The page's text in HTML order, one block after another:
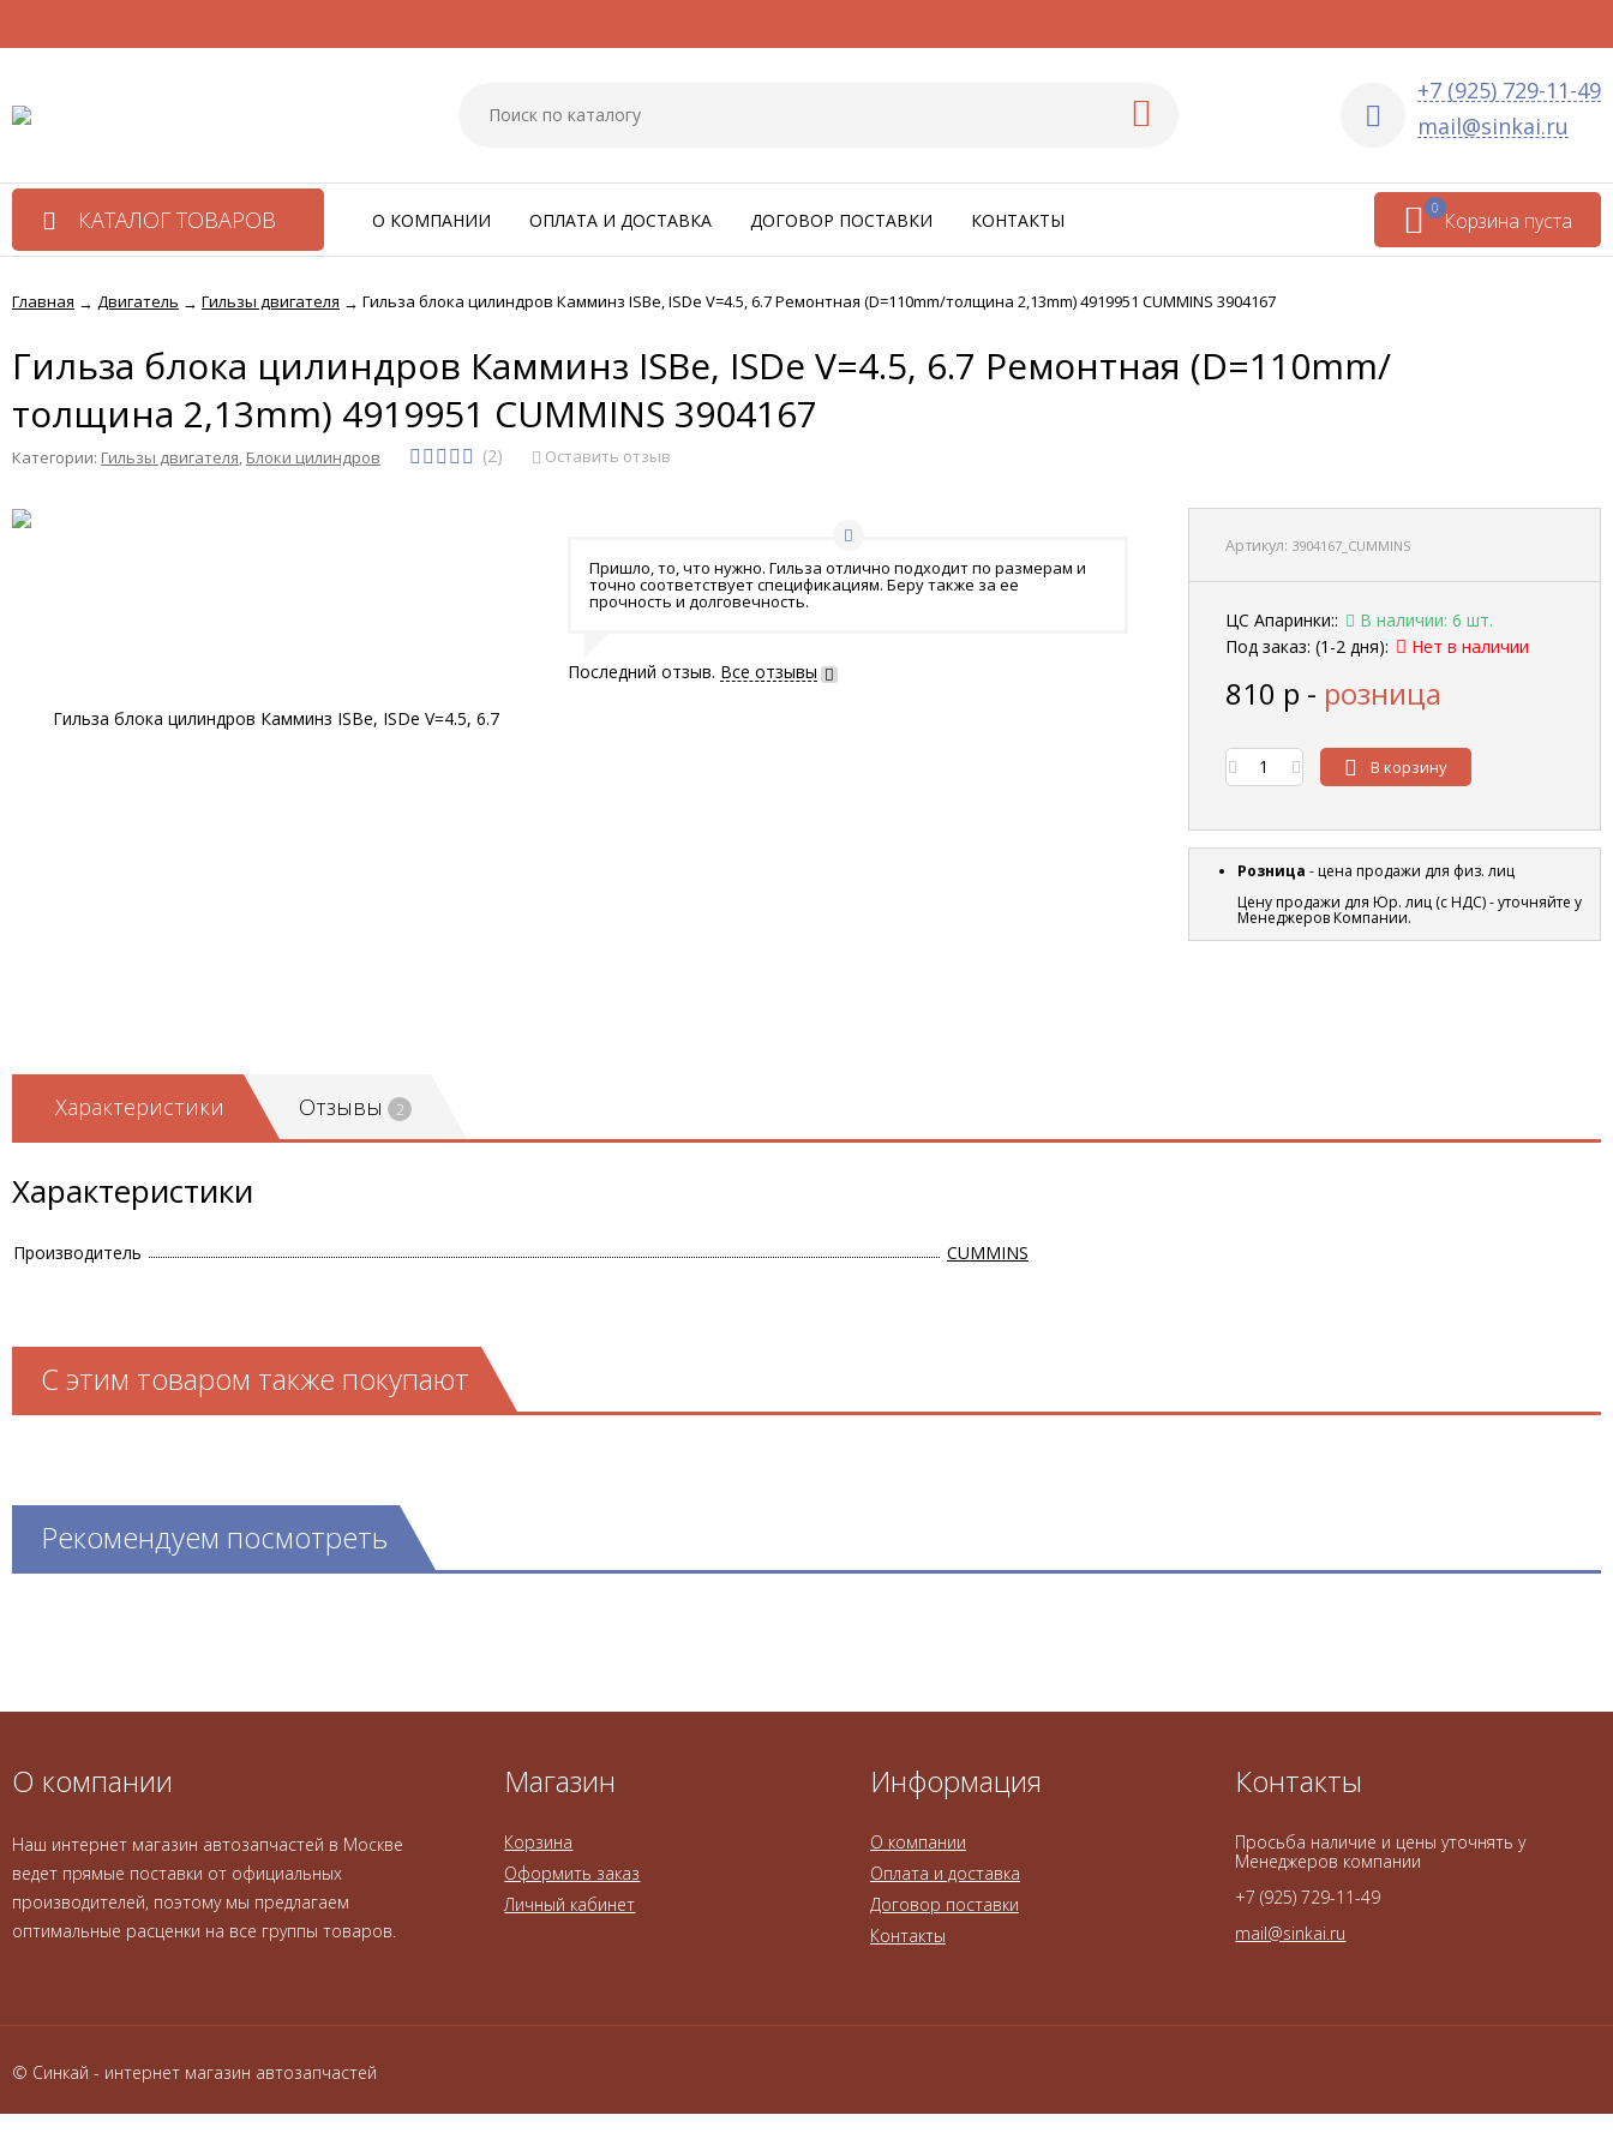
+7 (925) 729-11-49
mail@sinkai.ru
КАТАЛОГ ТОВАРОВ Корзина пуста
0
О КОМПАНИИ ОПЛАТА И ДОСТАВКА ДОГОВОР ПОСТАВКИ КОНТАКТЫ
Главная → Двигатель → Гильзы двигателя → Гильза блока цилиндров Камминз ISBe, ISDe V=4.5, 6.7 Ремонтная (D=110mm/толщина 2,13mm) 4919951 CUMMINS 3904167
Гильза блока цилиндров Камминз ISBe, ISDe V=4.5, 6.7 Ремонтная (D=110mm/
толщина 2,13mm) 4919951 CUMMINS 3904167
Категории: Гильзы двигателя Блоки цилиндров (2) Оставить отзыв
Артикул: 3904167_CUMMINS
ЦС Апаринки::
В наличии: 6 шт.
Под заказ: (1-2 дня):
Нет в наличии
810 р - розница
В корзину
Розница - цена продажи для физ. лиц
Цену продажи для Юр. лиц (с НДС) - уточняйте у
Менеджеров Компании.
Пришло, то, что нужно. Гильза отлично подходит по размерам и
точно соответствует спецификациям. Беру также за ее
прочность и долговечность.
Последний отзыв. Все отзывы
Характеристики Отзывы 2
Характеристики
Производитель CUMMINS
С этим товаром также покупают
Рекомендуем посмотреть
О компании
Наш интернет магазин автозапчастей в Москве
ведет прямые поставки от официальных
производителей, поэтому мы предлагаем
оптимальные расценки на все группы товаров.
Магазин
Корзина
Оформить заказ
Личный кабинет
Информация
О компании
Оплата и доставка
Договор поставки
Контакты
Контакты
Просьба наличие и цены уточнять у
Менеджеров компании
+7 (925) 729-11-49
mail@sinkai.ru
© Синкай - интернет магазин автозапчастей